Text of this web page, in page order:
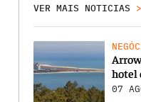
VER MAIS NOTICIAS
hotel
07